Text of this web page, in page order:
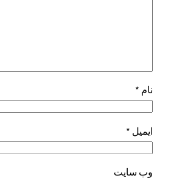
نام *
ایمیل *
وب‌ سایت